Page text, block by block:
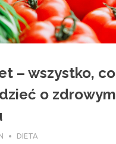
– wszystko, co
o zdrowym
DIETA